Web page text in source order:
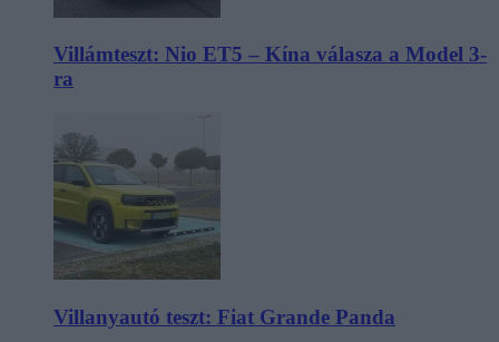
Villámteszt: Nio ET5 – Kína válasza a Model 3-
ra
Villanyautó teszt: Fiat Grande Panda